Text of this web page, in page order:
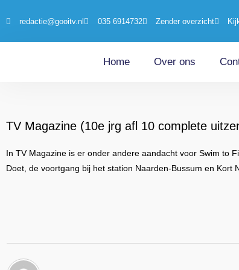
redactie@gooitv.nl 035 6914732 Zender overzicht
Home Over ons
TV Magazine (10e jrg afl 10 complete
In TV Magazine is er onder andere aandacht voor Swim to
Doet, de voortgang bij het station Naarden-Bussum en Kort